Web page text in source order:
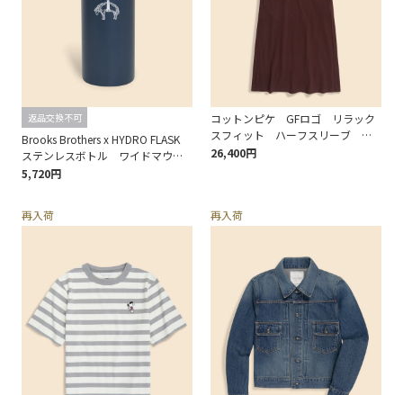
返品交換不可
Brooks Brothers x HYDRO FLASK
ステンレスボトル ワイドマウ
ス 16oz
5,720円
コットンピケ GFロゴ リラック
スフィット ハーフスリーブ ポ
ロシャツドレス
26,400円
再入荷 再入荷